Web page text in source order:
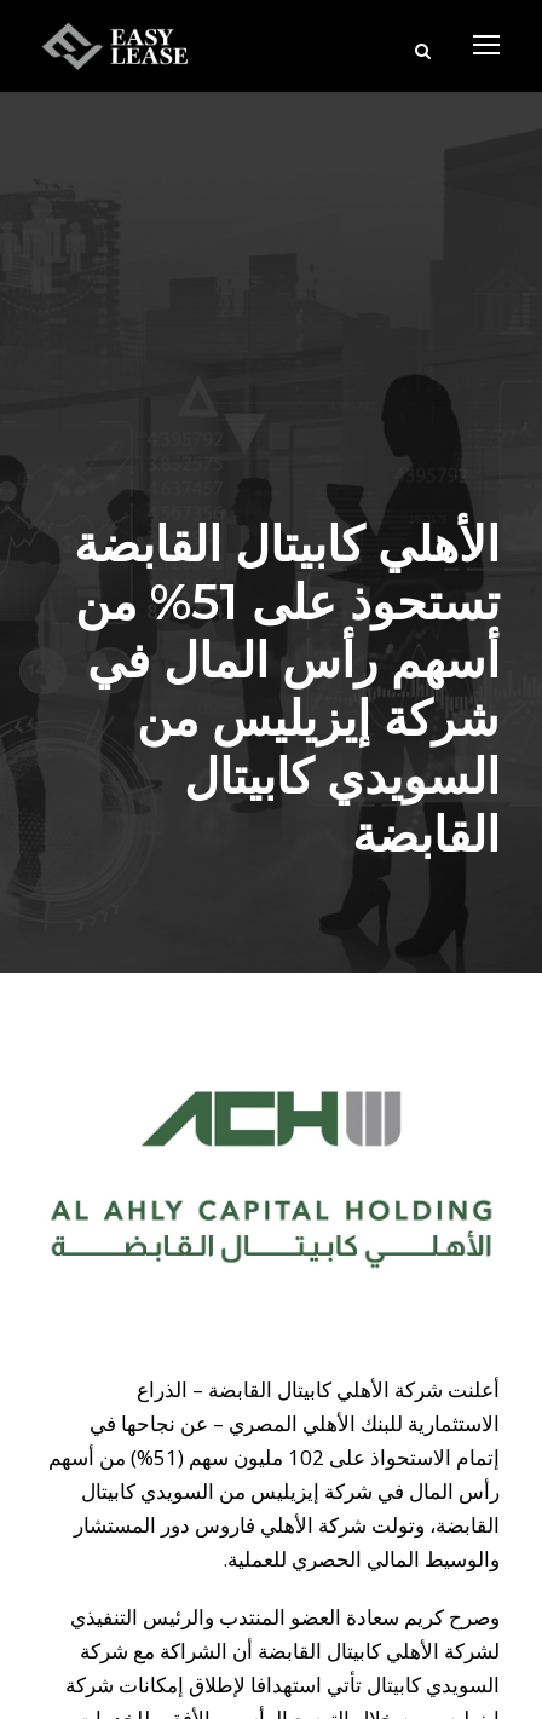
الأهلي كابيتال القابضة
تستحوذ على 51% من
أسهم رأس المال في
شركة إيزيليس من
السويدي كابيتال
القابضة
أعلنت شركة الأهلي كابيتال القابضة – الذراع
الاستثمارية للبنك الأهلي المصري – عن نجاحها في
إتمام الاستحواذ على 102 مليون سهم (51%) من أسهم
رأس المال في شركة إيزيليس من السويدي كابيتال
القابضة، وتولت شركة الأهلي فاروس دور المستشار
والوسيط المالي الحصري للعملية.
وصرح كريم سعادة العضو المنتدب والرئيس التنفيذي
لشركة الأهلي كابيتال القابضة أن الشراكة مع شركة
السويدي كابيتال تأتي استهدافا لإطلاق إمكانات شركة